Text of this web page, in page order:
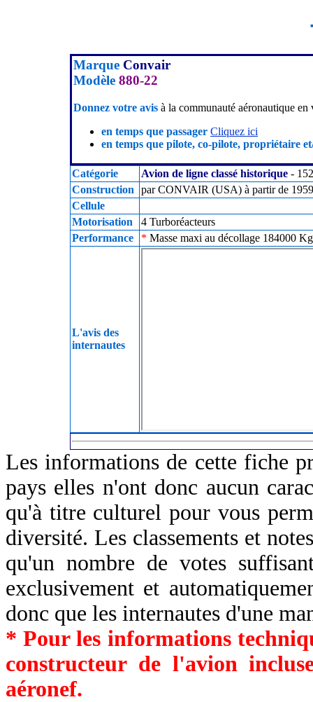
Marque Convair
Modèle 880-22
Donnez votre avis à la communauté aéronautique en
en temps que passager Cliquez ici
en temps que pilote, co-pilote, propriétaire
Catégorie Avion de ligne classé historique -
Construction
par CONVAIR (USA) à partir de
Cellule
Motorisation
4 Turboréacteurs
Performance
* Masse maxi au décollage 184000
L'avis des
internautes
Les informations de cette fiche
pays elles n'ont donc aucun
qu'à titre culturel pour vous
diversité. Les classements et
qu'un nombre de votes
exclusivement et
donc que les internautes d'une
* Pour les informations
constructeur de l'avion
aéronef.